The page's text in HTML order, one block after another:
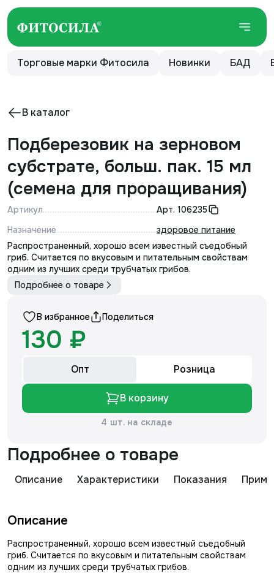
Торговые марки Фитосила Новинки БАД
В каталог
Подберезовик на зерновом
субстрате, больш. пак. 15 мл
(семена для проращивания)
Артикул Арт. 106235
Назначение
здоровое питание
Распространенный, хорошо всем известный съедобный
гриб. Считается по вкусовым и питательным свойствам
одним из лучших среди трубчатых грибов.
Подробнее о товаре
В избранное Поделиться
130 ₽
Опт Розница
В корзину
4 шт. на складе
Подробнее о товаре
Описание Характеристики Показания
Описание
Распространенный, хорошо всем известный съедобный
гриб. Считается по вкусовым и питательным свойствам
одним из лучших среди трубчатых грибов.